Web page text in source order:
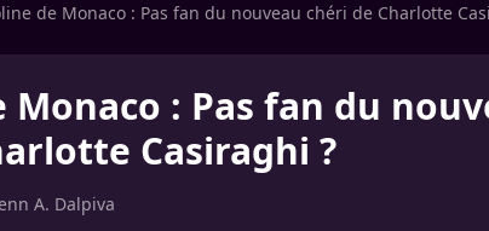
de Monaco : Pas fan du nouveau chéri de Charlotte
Monaco : Pas fan du
Casiraghi ?
A. Dalpiva